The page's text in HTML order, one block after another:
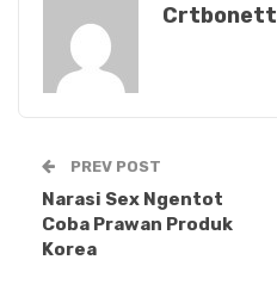
Crtbonett
PREV POST
Narasi Sex Ngentot
Coba Prawan Produk
Korea